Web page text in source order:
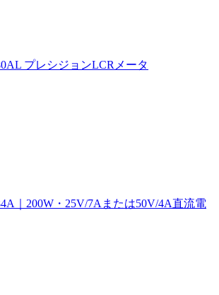
プレシジョンLCRメータ
｜200W・25V/7Aまたは50V/4A直流電